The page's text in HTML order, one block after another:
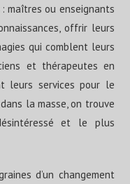
maîtres ou enseignants
offrir leurs
qui comblent leurs
et thérapeutes en
leurs services pour le
la masse, on trouve
et le plus
d’un changement